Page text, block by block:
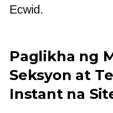
Ecwid.
Paglikha ng
Seksyon at
Instant na